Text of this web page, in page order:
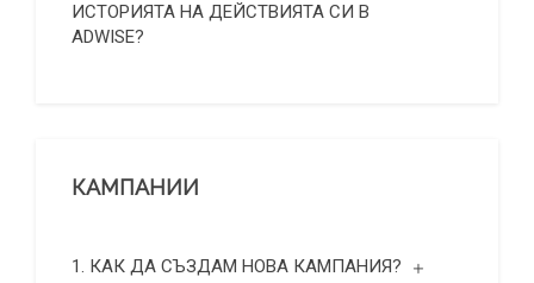
ИСТОРИЯТА НА ДЕЙСТВИЯТА СИ В
ADWISE?
КАМПАНИИ
1. КАК ДА СЪЗДАМ НОВА КАМПАНИЯ?